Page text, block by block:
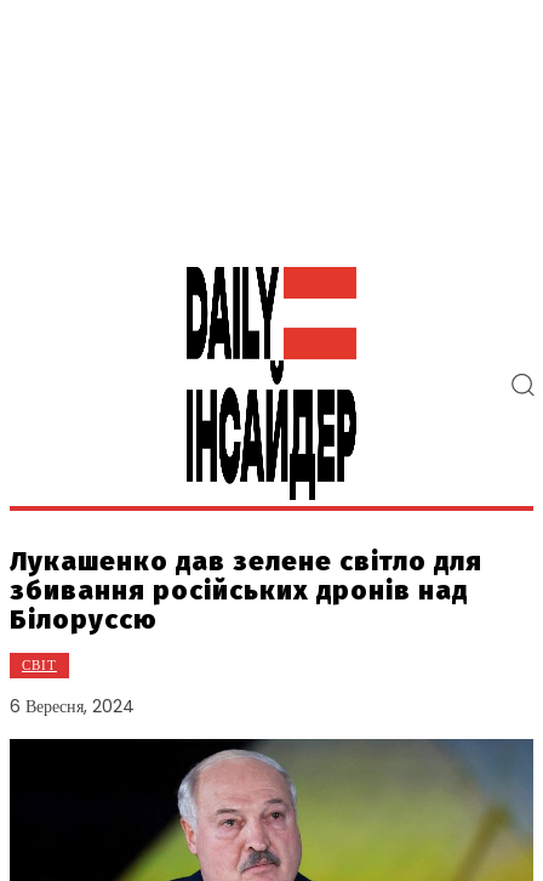
Лукашенко дав зелене світло для
збивання російських дронів над
Білоруссю
СВІТ
6 Вересня, 2024